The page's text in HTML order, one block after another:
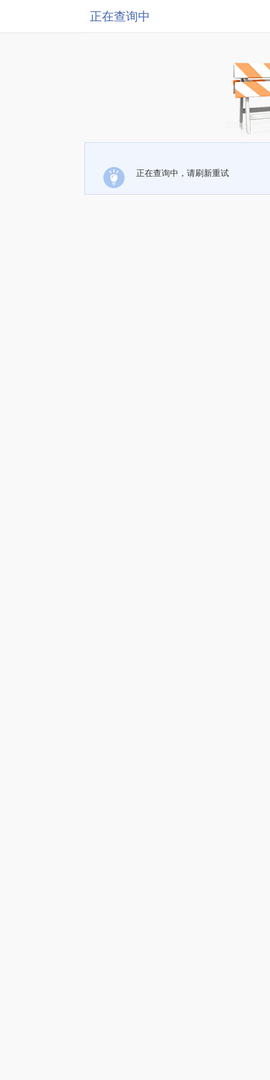
正在查询中
正在查询中，请刷新重试